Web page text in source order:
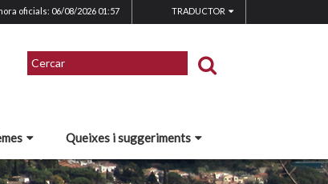
oficials: 06/08/2026 01:57 TRADUCTOR
Queixes i suggeriments